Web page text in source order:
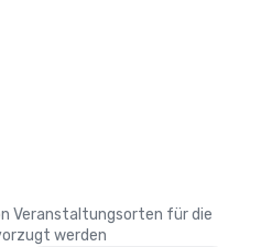
Veranstaltungsorten für die
werden